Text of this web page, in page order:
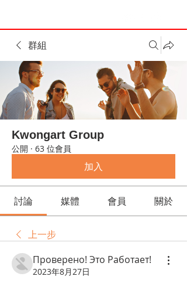
群組
Kwongart Group
公開 · 63 位會員
加入
討論 媒體 會員 關於
上一步
Проверено! Это Работает!
2023年8月27日